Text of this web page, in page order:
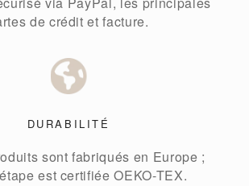
de crédit et facture.
DURABILITÉ
sont fabriqués en Europe ;
est certifiée OEKO-TEX.